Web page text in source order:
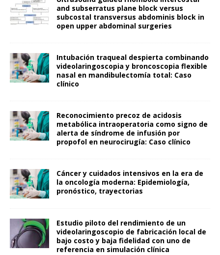
and subserratus plane block versus
subcostal transversus abdominis block in
open upper abdominal surgeries
Intubación traqueal despierta combinando
videolaringoscopia y broncoscopia flexible
nasal en mandibulectomía total: Caso
clínico
Reconocimiento precoz de acidosis
metabólica intraoperatoria como signo de
alerta de síndrome de infusión por
propofol en neurocirugía: Caso clínico
Cáncer y cuidados intensivos en la era de
la oncología moderna: Epidemiología,
pronóstico, trayectorias
Estudio piloto del rendimiento de un
videolaringoscopio de fabricación local de
bajo costo y baja fidelidad con uno de
referencia en simulación clínica